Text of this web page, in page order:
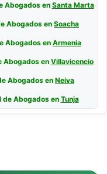
Abogados enSanta Marta
Abogados enSoacha
Abogados enArmenia
Abogados enVillavicencio
Abogados enNeiva
de Abogados en Tunja